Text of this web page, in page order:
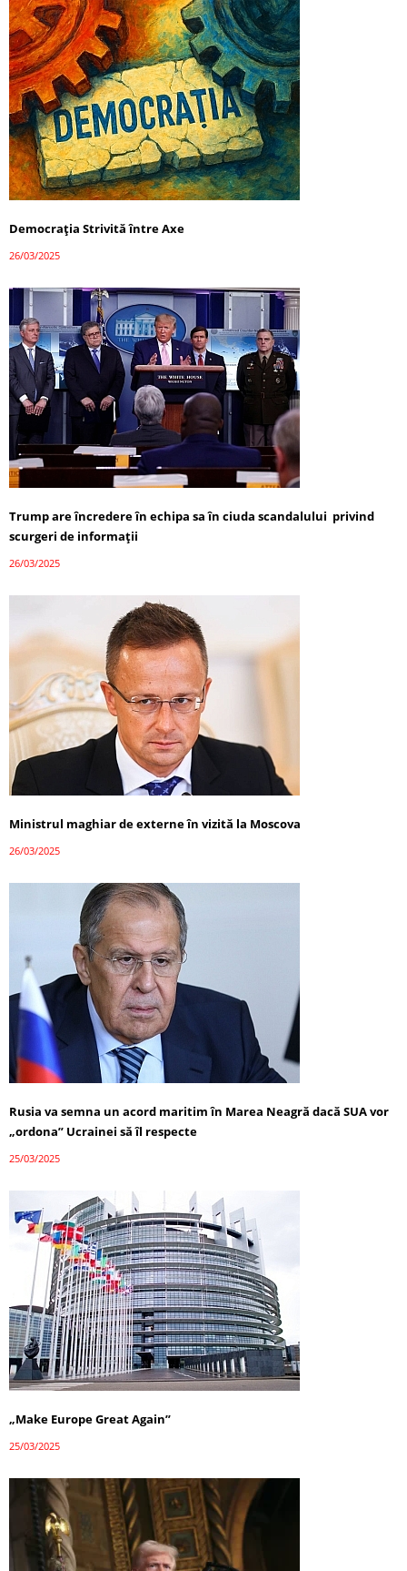
Democrația Strivită între Axe
26/03/2025
Trump are încredere în echipa sa în ciuda scandalului privind
scurgeri de informații
26/03/2025
Ministrul maghiar de externe în vizită la Moscova
26/03/2025
Rusia va semna un acord maritim în Marea Neagră dacă SUA vor
„ordona” Ucrainei să îl respecte
25/03/2025
„Make Europe Great Again”
25/03/2025